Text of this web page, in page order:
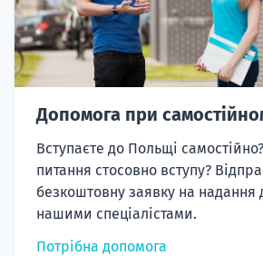
Допомога при
Вступаєте до Польщі
питання стосовно вступу?
безкоштовну заявку на надання
нашими спеціалістами.
Потрібна допомога